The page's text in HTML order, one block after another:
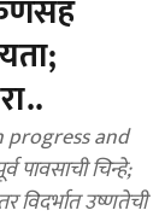
and
पावसाची चिन्हे;
विदर्भात उष्णतेची